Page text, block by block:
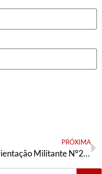
PRÓXIMA
Orientação Militante N°281 ( 31 de maio de 2021)